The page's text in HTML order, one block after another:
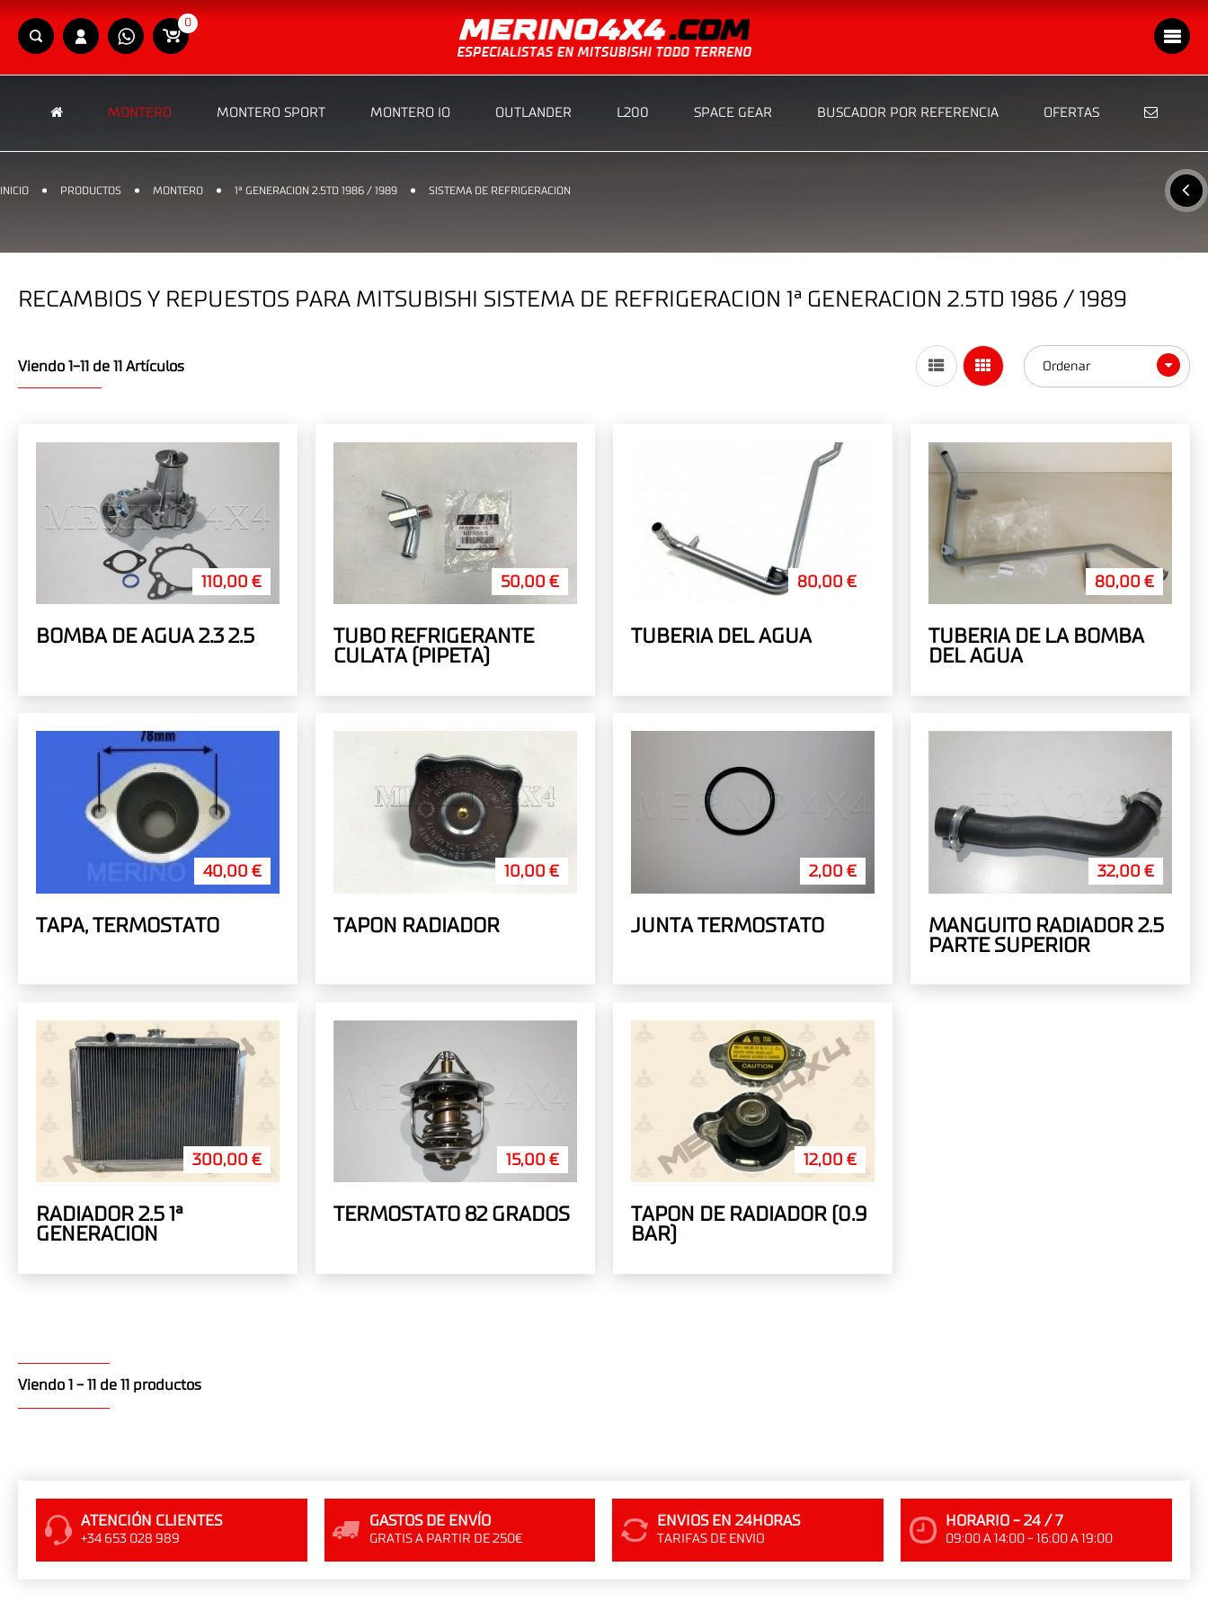
0
MONTERO MONTERO SPORT MONTERO IO OUTLANDER L200 SPACE GEAR BUSCADOR POR REFERENCIA OFERTAS
INICIO PRODUCTOS MONTERO 1ª GENERACION 2.5TD 1986 / 1989 SISTEMA DE REFRIGERACION
RECAMBIOS Y REPUESTOS PARA MITSUBISHI SISTEMA DE REFRIGERACION 1ª GENERACION 2.5TD 1986 / 1989
Viendo 1-11 de 11 Artículos Ordenar
110,00 €
BOMBA DE AGUA 2.3 2.5
50,00 €
TUBO REFRIGERANTE
CULATA (PIPETA)
80,00 €
TUBERIA DEL AGUA
80,00 €
TUBERIA DE LA BOMBA
DEL AGUA
40,00 €
TAPA, TERMOSTATO
10,00 €
TAPON RADIADOR
2,00 €
JUNTA TERMOSTATO
32,00 €
MANGUITO RADIADOR 2.5
PARTE SUPERIOR
300,00 €
RADIADOR 2.5 1ª
GENERACION
15,00 €
TERMOSTATO 82 GRADOS
12,00 €
TAPON DE RADIADOR (0.9
BAR)
Viendo 1 - 11 de 11 productos
ATENCIÓN CLIENTES
+34 653 028 989
GASTOS DE ENVÍO
GRATIS A PARTIR DE 250€
ENVIOS EN 24HORAS
TARIFAS DE ENVIO
HORARIO - 24 / 7
09:00 A 14:00 - 16:00 A 19:00